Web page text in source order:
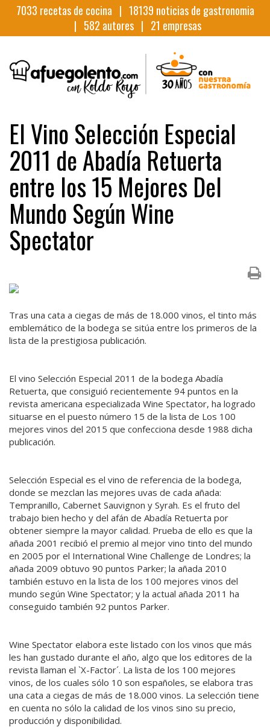
7033 recetas de cocina | 18139 noticias de gastronomia
| 582 autores | 21 empresas
El Vino Selección Especial
2011 de Abadía Retuerta
entre los 15 Mejores Del
Mundo Según Wine
Spectator
Tras una cata a ciegas de más de 18.000 vinos, el tinto más
emblemático de la bodega se sitúa entre los primeros de la
lista de la prestigiosa publicación.
El vino Selección Especial 2011 de la bodega Abadía
Retuerta, que consiguió recientemente 94 puntos en la
revista americana especializada Wine Spectator, ha logrado
situarse en el puesto número 15 de la lista de Los 100
mejores vinos del 2015 que confecciona desde 1988 dicha
publicación.
Selección Especial es el vino de referencia de la bodega,
donde se mezclan las mejores uvas de cada añada:
Tempranillo, Cabernet Sauvignon y Syrah. Es el fruto del
trabajo bien hecho y del afán de Abadía Retuerta por
obtener siempre la mayor calidad. Prueba de ello es que la
añada 2001 recibió el premio al mejor vino tinto del mundo
en 2005 por el International Wine Challenge de Londres; la
añada 2009 obtuvo 90 puntos Parker; la añada 2010
también estuvo en la lista de los 100 mejores vinos del
mundo según Wine Spectator; y la actual añada 2011 ha
conseguido también 92 puntos Parker.
Wine Spectator elabora este listado con los vinos que más
les han gustado durante el año, algo que los editores de la
revista llaman el `X-Factor´. La lista de los 100 mejores
vinos, de los cuales sólo 10 son españoles, se elabora tras
una cata a ciegas de más de 18.000 vinos. La selección tiene
en cuenta no sólo la calidad de los vinos sino su precio,
producción y disponibilidad.